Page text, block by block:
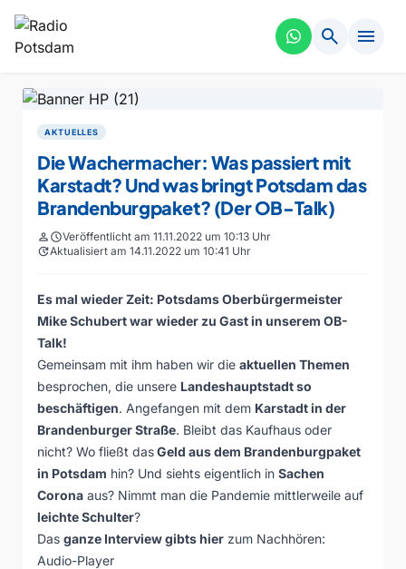
search menu
AKTUELLES
Die Wachermacher: Was passiert mit
Karstadt? Und was bringt Potsdam das
Brandenburgpaket? (Der OB-Talk)
personscheduleVeröffentlicht am 11.11.2022 um 10:13 Uhr
updateAktualisiert am 14.11.2022 um 10:41 Uhr
Es mal wieder Zeit: Potsdams Oberbürgermeister
Mike Schubert war wieder zu Gast in unserem OB-
Talk!
Gemeinsam mit ihm haben wir die aktuellen Themen
besprochen, die unsere Landeshauptstadt so
beschäftigen. Angefangen mit dem Karstadt in der
Brandenburger Straße. Bleibt das Kaufhaus oder
nicht? Wo fließt dasGeld aus dem Brandenburgpaket
in Potsdam hin? Und siehts eigentlich in Sachen
Corona aus? Nimmt man die Pandemie mittlerweile auf
leichte Schulter?
Das ganze Interview gibts hier zum Nachhören:
Audio-Player